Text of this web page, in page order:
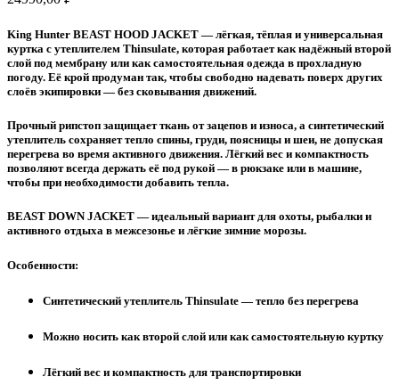
King Hunter BEAST HOOD JACKET — лёгкая, тёплая и универсальная
куртка с утеплителем Thinsulate, которая работает как надёжный второй
слой под мембрану или как самостоятельная одежда в прохладную
погоду. Её крой продуман так, чтобы свободно надевать поверх других
слоёв экипировки — без сковывания движений.
Прочный рипстоп защищает ткань от зацепов и износа, а синтетический
утеплитель сохраняет тепло спины, груди, поясницы и шеи, не допуская
перегрева во время активного движения. Лёгкий вес и компактность
позволяют всегда держать её под рукой — в рюкзаке или в машине,
чтобы при необходимости добавить тепла.
BEAST DOWN JACKET — идеальный вариант для охоты, рыбалки и
активного отдыха в межсезонье и лёгкие зимние морозы.
Особенности:
Синтетический утеплитель Thinsulate — тепло без перегрева
Можно носить как второй слой или как самостоятельную куртку
Лёгкий вес и компактность для транспортировки